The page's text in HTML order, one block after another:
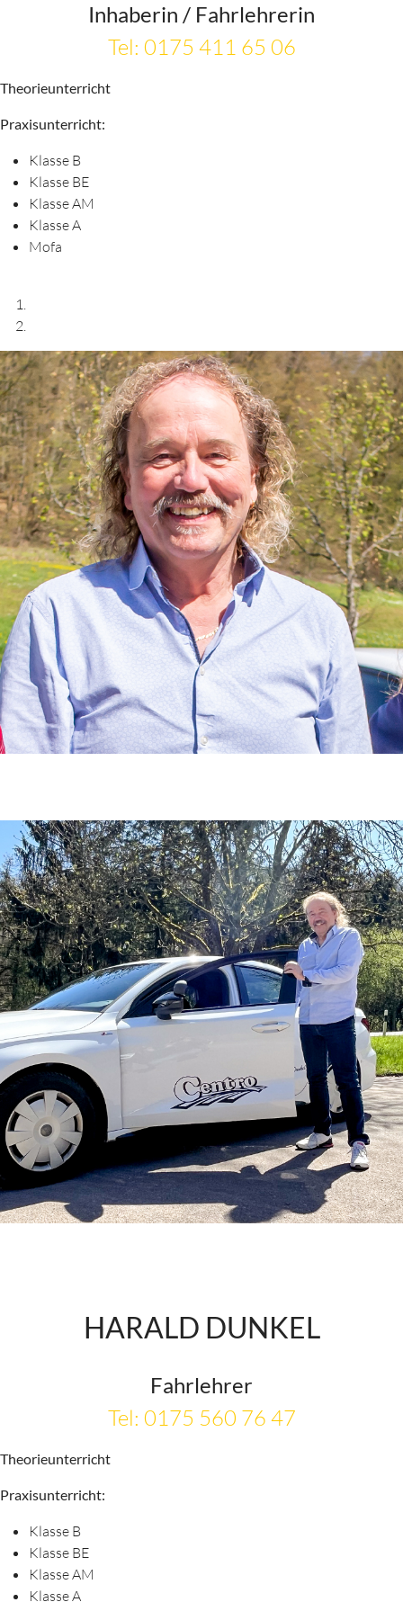
Inhaberin / Fahrlehrerin
Tel: 0175 411 65 06
Theorieunterricht
Praxisunterricht:
Klasse B
Klasse BE
Klasse AM
Klasse A
Mofa
HARALD DUNKEL
Fahrlehrer
Tel: 0175 560 76 47
Theorieunterricht
Praxisunterricht:
Klasse B
Klasse BE
Klasse AM
Klasse A